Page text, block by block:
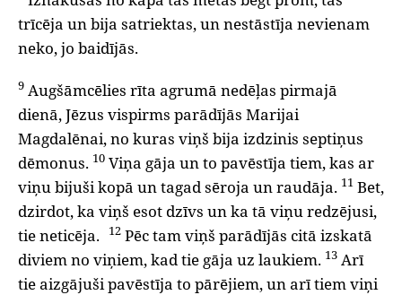
trīcēja un bija satriektas, un nestāstīja nevienam
neko, jo baidījās.
9 Augšāmcēlies rīta agrumā nedēļas pirmajā
dienā, Jēzus vispirms parādījās Marijai
Magdalēnai, no kuras viņš bija izdzinis septiņus
dēmonus. 10 Viņa gāja un to pavēstīja tiem, kas ar
viņu bijuši kopā un tagad sēroja un raudāja. 11 Bet,
dzirdot, ka viņš esot dzīvs un ka tā viņu redzējusi,
tie neticēja.
12 Pēc tam viņš parādījās citā izskatā
diviem no viņiem, kad tie gāja uz laukiem. 13 Arī
tie aizgājuši pavēstīja to pārējiem, un arī tiem viņi